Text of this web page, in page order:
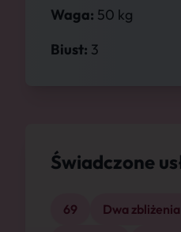
Waga: 50 kg
Biust: 3
Świadczone
69
Dwa